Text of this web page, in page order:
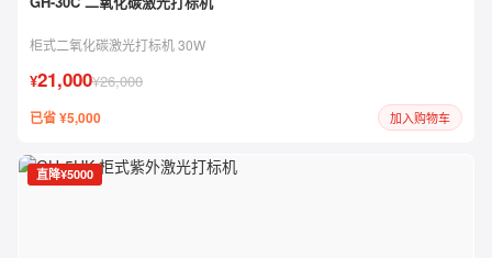
柜式二氧化碳激光打标机 30W
¥21,000¥26,000
已省 ¥5,000 加入购物车
直降¥5000